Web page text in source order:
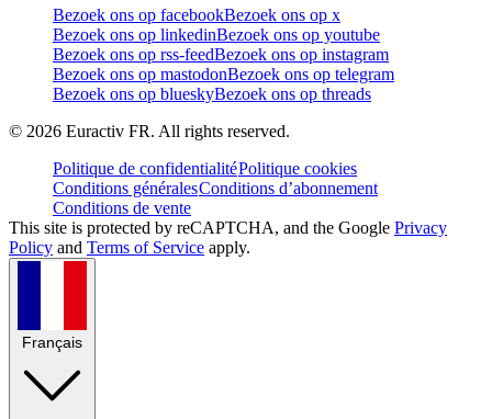
Bezoek ons op facebookBezoek ons op x
Bezoek ons op linkedinBezoek ons op youtube
Bezoek ons op rss-feedBezoek ons op instagram
Bezoek ons op mastodonBezoek ons op telegram
Bezoek ons op blueskyBezoek ons op threads
© 2026 Euractiv FR. All rights reserved.
Politique de confidentialitéPolitique cookies
Conditions généralesConditions d’abonnement
Conditions de vente
This site is protected by reCAPTCHA, and the Google Privacy
Policy and Terms of Service apply.
Français